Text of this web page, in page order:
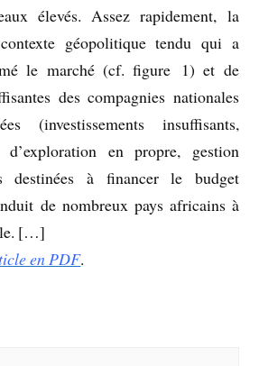
élevés. Assez rapidement, la
géopolitique tendu qui a
le marché (cf. figure 1) et de
des compagnies nationales
(investissements insuffisants,
d’exploration en propre, gestion
destinées à financer le budget
de nombreux pays africains à
[…]
en PDF.